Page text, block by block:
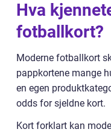
Hva
fotballkort?
Moderne fotballkort
pappkortene mange
en egen
odds for sjeldne kort.
Kort forklart kan